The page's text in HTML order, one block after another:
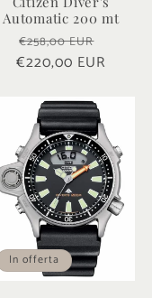
Automatic 200 mt
Prezzo
di
€258,00 EUR
scontato
€220,00 EUR
In offerta